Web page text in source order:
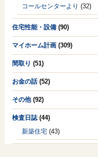
コールセンターより (32)
住宅性能・設備 (90)
マイホーム計画 (309)
間取り (51)
お金の話(52)
その他(92)
検査日誌(44)
新築住宅 (43)